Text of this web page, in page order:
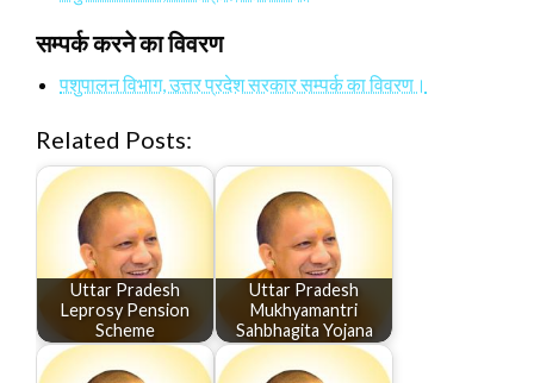
सम्पर्क करने का विवरण
पशुपालन विभाग, उत्तर प्रदेश सरकार सम्पर्क का विवरण।
Related Posts:
Uttar Pradesh
Leprosy Pension
Scheme
Uttar Pradesh
Mukhyamantri
Sahbhagita Yojana